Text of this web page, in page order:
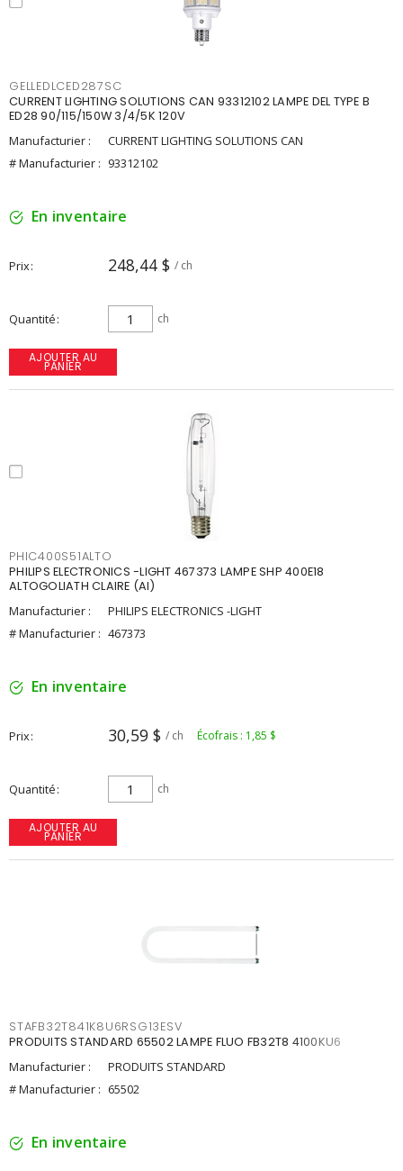
GELLEDLCED287SC
CURRENT LIGHTING SOLUTIONS CAN 93312102 LAMPE DEL TYPE B
ED28 90/115/150W 3/4/5K 120V
Manufacturier :
CURRENT LIGHTING SOLUTIONS CAN
# Manufacturier : 93312102
En inventaire
Prix 248,44 $ / ch
Quantité ch
AJOUTER AU
PANIER
PHIC400S51ALTO
PHILIPS ELECTRONICS -LIGHT 467373 LAMPE SHP 400E18
ALTOGOLIATH CLAIRE (AI)
Manufacturier :
PHILIPS ELECTRONICS -LIGHT
# Manufacturier : 467373
En inventaire
Prix 30,59 $ / ch Écofrais : 1,85 $
Quantité ch
AJOUTER AU
PANIER
STAFB32T841K8U6RSG13ESV
PRODUITS STANDARD 65502 LAMPE FLUO FB32T8 4100KU6
Manufacturier :
PRODUITS STANDARD
# Manufacturier : 65502
En inventaire